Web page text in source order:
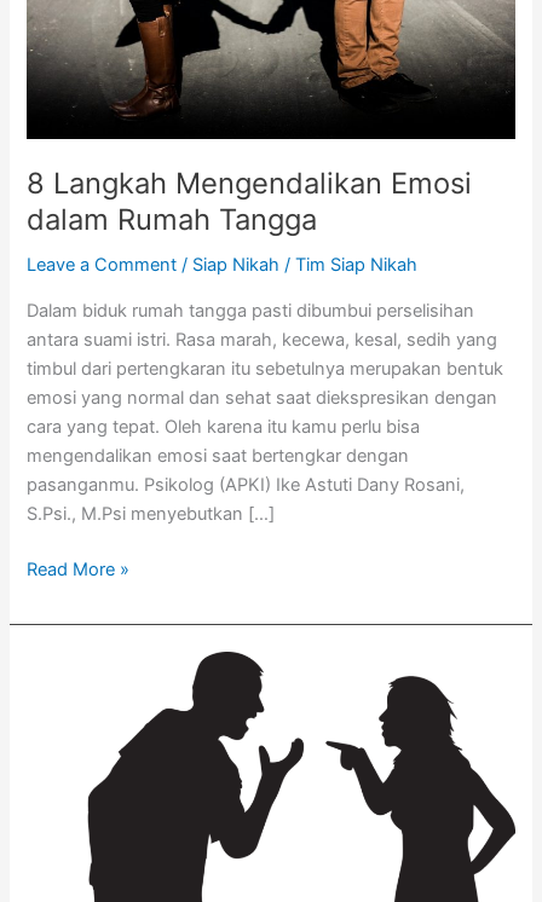
8 Langkah Mengendalikan Emosi
dalam Rumah Tangga
Leave a Comment / Siap Nikah /Tim Siap Nikah
Dalam biduk rumah tangga pasti dibumbui perselisihan
antara suami istri. Rasa marah, kecewa, kesal, sedih yang
timbul dari pertengkaran itu sebetulnya merupakan bentuk
emosi yang normal dan sehat saat diekspresikan dengan
cara yang tepat. Oleh karena itu kamu perlu bisa
mengendalikan emosi saat bertengkar dengan
pasanganmu. Psikolog (APKI) Ike Astuti Dany Rosani,
S.Psi., M.Psi menyebutkan […]
Read More »
Mengendalikan
Bertengkar